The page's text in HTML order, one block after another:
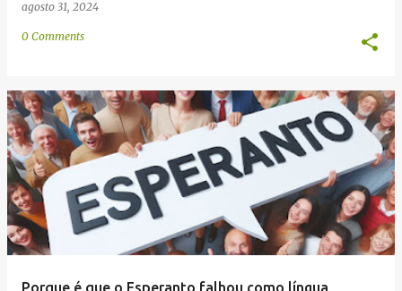
agosto 31, 2024
0 Comments
Porque é que o Esperanto falhou como língua